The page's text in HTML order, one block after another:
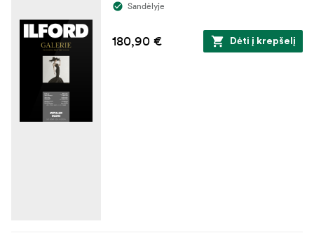
Sandėlyje
180,90 € Dėti į krepšelį